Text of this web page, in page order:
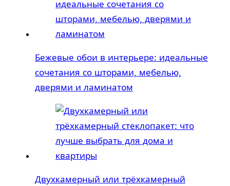
Бежевые обои в интерьере: идеальные
сочетания со шторами, мебелью,
дверями и ламинатом
Двухкамерный или трёхкамерный